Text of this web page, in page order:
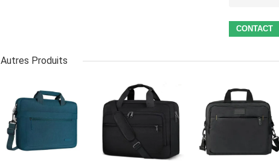
Autres Produits